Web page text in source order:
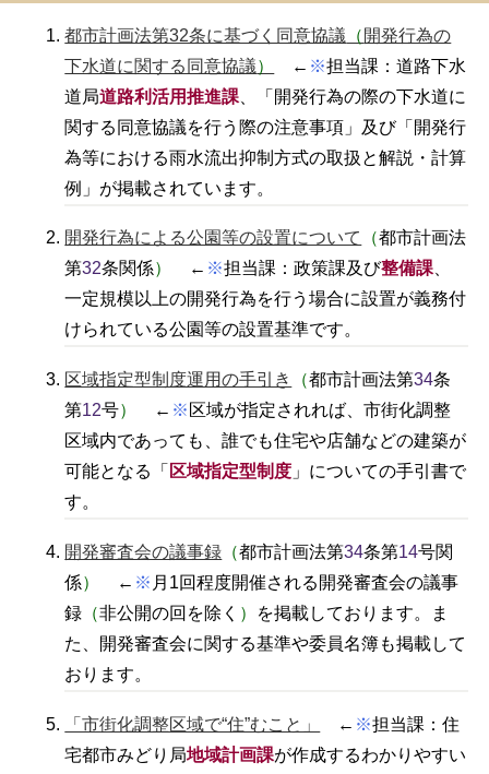
都市計画法第32条に基づく同意協議 （ 開発行為の
下水道に関する同意協議） ← ※担当課：道路下水
道局道路利活用推進課 、「開発行為の際の下水道に
関する同意協議を行う際の注意事項」及び「開発行
為等における雨水流出抑制方式の取扱と解説・計算
例」が掲載されています。
開発行為による公園等の設置について （都市計画法
第32条関係） ← ※担当課：政策課及び整備課、
一定規模以上の開発行為を行う場合に設置が義務付
けられている公園等の設置基準です。
区域指定型制度運用の手引き （都市計画法第34条
第12号） ← ※ 区域が指定されれば、市街化調整
区域内であっても、誰でも住宅や店舗などの建築が
可能となる「 区域指定型制度 」についての手引書で
す。
開発審査会の議事録 （都市計画法第34条第14号関
係） ← ※ 月1回程度開催される開発審査会の議事
録 （非公開の回を除く ）
を掲載しております。ま
た、開発審査会に関する基準や委員名簿も掲載して
おります。
「市街化調整区域で“住”むこと」 ← ※担当課：住
宅都市みどり局地域計画課が作成するわかりやすい